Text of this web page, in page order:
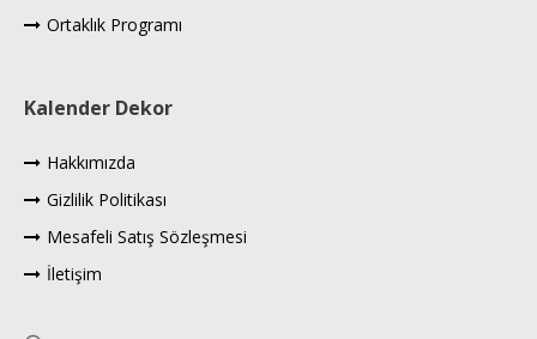
Ortaklık Programı
Kalender Dekor
Hakkımızda
Gizlilik Politikası
Mesafeli Satış Sözleşmesi
İletişim